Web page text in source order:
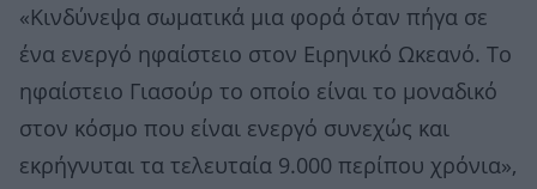
«Κινδύνεψα σωματικά μια φορά όταν πήγα σε
ένα ενεργό ηφαίστειο στον Ειρηνικό Ωκεανό. Το
ηφαίστειο Γιασούρ το οποίο είναι το μοναδικό
στον κόσμο που είναι ενεργό συνεχώς και
εκρήγνυται τα τελευταία 9.000 περίπου χρόνια»,